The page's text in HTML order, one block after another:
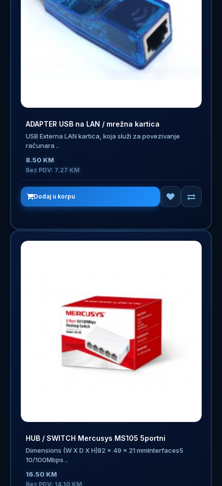
ADAPTER USB na LAN / mrežna kartica
USB Externa LAN kartica, koja služi za povezivanje
računara ..
8.50 KM
Bez PDV: 7.27 KM
Dodaj u korpu
HUB / SWITCH Mercusys MS105 5portni
Dimensions (W X D X H)82 x 49 x 21 mmInterfaces5
10/100Mbps ..
16.50 KM
Bez PDV: 14.10 KM